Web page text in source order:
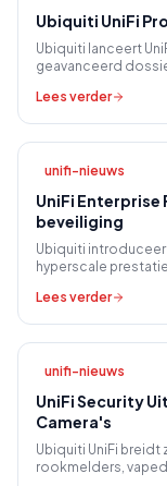
Ubiquiti UniFi
Ubiquiti lanceert
geavanceerd
Lees verder
unifi-nieuws
UniFi
beveiliging
Ubiquiti
hyperscale
Lees verder
unifi-nieuws
UniFi Security
Camera's
Ubiquiti UniFi
rookmelders,